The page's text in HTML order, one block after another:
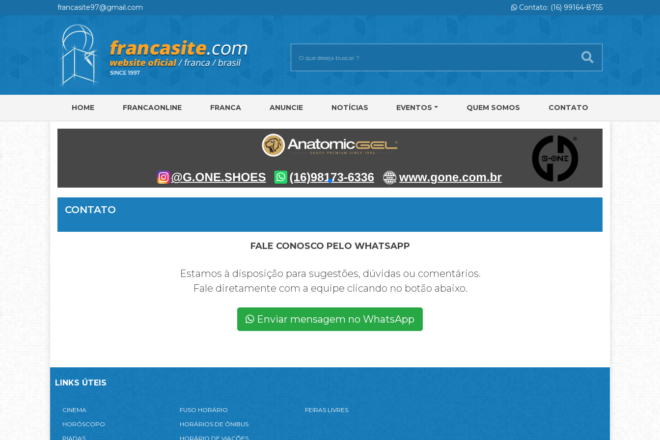
francasite97@gmail.com Contato: (16) 99164-8755
HOME FRANCAONLINE FRANCA ANUNCIE NOTÍCIAS EVENTOS QUEM SOMOS CONTATO
CONTATO
FALE CONOSCO PELO WHATSAPP
Estamos à disposição para sugestões, dúvidas ou comentários.
Fale diretamente com a equipe clicando no botão abaixo.
Enviar mensagem no WhatsApp
LINKS ÚTEIS
CINEMA
HORÓSCOPO
PIADAS
FUSO HORÁRIO
HORÁRIOS DE ÔNIBUS
HORÁRIO DE VIAÇÕES
FEIRAS LIVRES